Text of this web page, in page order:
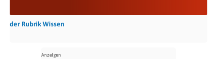
der Rubrik Wissen